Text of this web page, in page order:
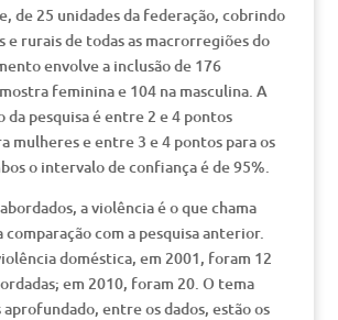
de 25 unidades da federação, cobrindo
e rurais de todas as macrorregiões do
envolve a inclusão de 176
feminina e 104 na masculina. A
da pesquisa é entre 2 e 4 pontos
mulheres e entre 3 e 4 pontos para os
o intervalo de confiança é de 95%.
a violência é o que chama
comparação com a pesquisa anterior.
doméstica, em 2001, foram 12
em 2010, foram 20. O tema
entre os dados, estão os